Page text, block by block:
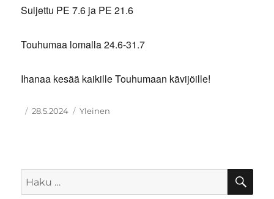
Suljettu PE 7.6 ja PE 21.6
Touhumaa lomalla 24.6-31.7
Ihanaa kesää kaikille Touhumaan kävijöille!
Kirjoittaja
Julkaistu
28.5.2024 Kategoriat
Yleinen
Etsi: